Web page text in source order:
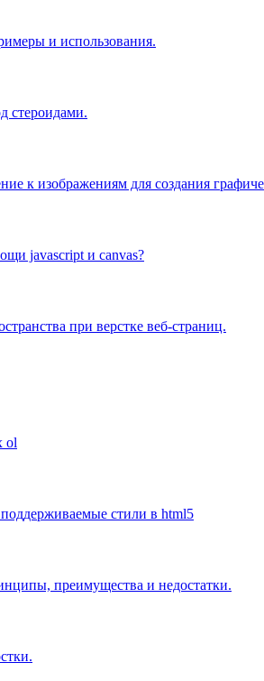
и использования.
стероидами.
к изображениям для создания
javascript и canvas?
при верстке веб-страниц.
ol
стили в html5
преимущества и недостатки.